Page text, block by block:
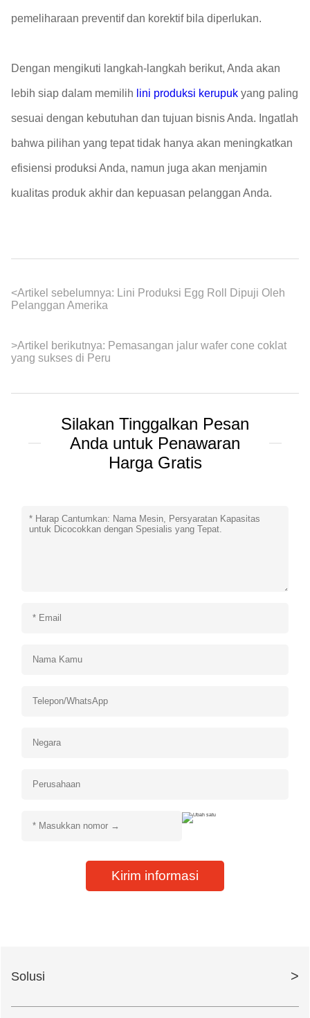
pemeliharaan preventif dan korektif bila diperlukan.
Dengan mengikuti langkah-langkah berikut, Anda akan
lebih siap dalam memilih lini produksi kerupuk yang paling
sesuai dengan kebutuhan dan tujuan bisnis Anda. Ingatlah
bahwa pilihan yang tepat tidak hanya akan meningkatkan
efisiensi produksi Anda, namun juga akan menjamin
kualitas produk akhir dan kepuasan pelanggan Anda.
<Artikel sebelumnya: Lini Produksi Egg Roll Dipuji Oleh
Pelanggan Amerika
>Artikel berikutnya: Pemasangan jalur wafer cone coklat
yang sukses di Peru
Silakan Tinggalkan Pesan
Anda untuk Penawaran
Harga Gratis
Kirim informasi
Solusi >